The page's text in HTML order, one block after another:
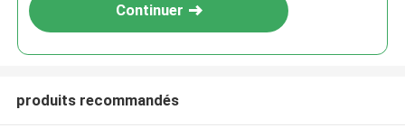
Continuer
produits recommandés